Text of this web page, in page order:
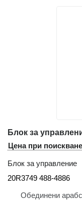
Цена при поискване
Блок за управление
20R3749 488-4886
Обединени